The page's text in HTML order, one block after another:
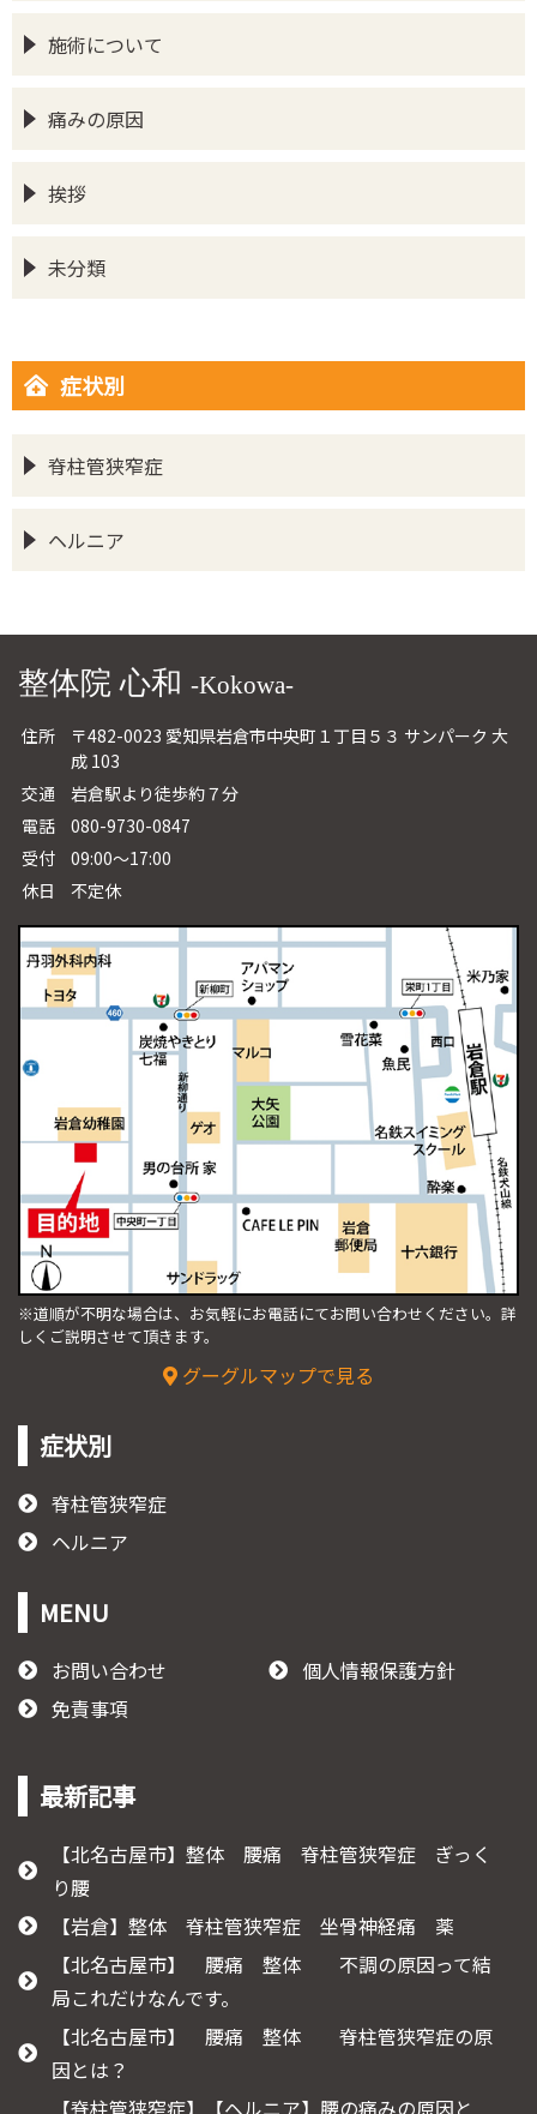
施術について
痛みの原因
挨拶
未分類
症状別
脊柱管狭窄症
ヘルニア
整体院 心和 -Kokowa-
住所
〒482-0023 愛知県岩倉市中央町１丁目５３ サンパーク 大
成 103
交通
岩倉駅より徒歩約７分
電話
080-9730-0847
受付
09:00～17:00
休日
不定休
※道順が不明な場合は、お気軽にお電話にてお問い合わせください。 詳
しくご説明させて頂きます。
グーグルマップで見る
症状別
脊柱管狭窄症
ヘルニア
MENU
お問い合わせ
個人情報保護方針
免責事項
最新記事
【北名古屋市】整体 腰痛 脊柱管狭窄症 ぎっく
り腰
【岩倉】整体 脊柱管狭窄症 坐骨神経痛 薬
【北名古屋市】 腰痛 整体 不調の原因って結
局これだけなんです。
【北名古屋市】 腰痛 整体 脊柱管狭窄症の原
因とは？